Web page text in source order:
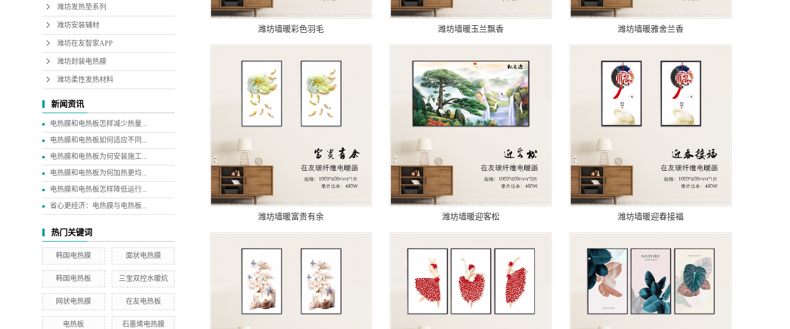
潍坊柔性发热材料
潍坊发热垫系列
潍坊安装辅材
潍坊在友智家APP
潍坊封装电热膜
潍坊柔性发热材料
新闻资讯
电热膜和电热板怎样减少热量...
电热膜和电热板如何适应不同...
电热膜和电热板为何安装施工...
电热膜和电热板为何加热更均...
电热膜和电热板怎样降低运行...
省心更经济：电热膜与电热板...
热门关键词
韩国电热膜 面状电热膜
韩国电热板 三宝双控水暖炕
网状电热膜 在友电热板
电热板 石墨烯电热膜
潍坊墙暖彩色羽毛 潍坊墙暖玉兰飘香 潍坊墙暖雅舍兰香
潍坊墙暖富贵有余 潍坊墙暖迎客松 潍坊墙暖迎春接福